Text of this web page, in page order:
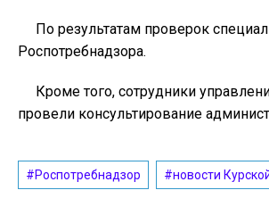
По результатам проверок
Роспотребнадзора.
Кроме того, сотрудники
провели консультирование
#Роспотребнадзор #новости